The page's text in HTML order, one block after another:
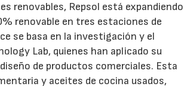
renovables, Repsol está expandiendo
renovable en tres estaciones de
se basa en la investigación y el
Lab, quienes han aplicado su
de productos comerciales. Esta
y aceites de cocina usados,